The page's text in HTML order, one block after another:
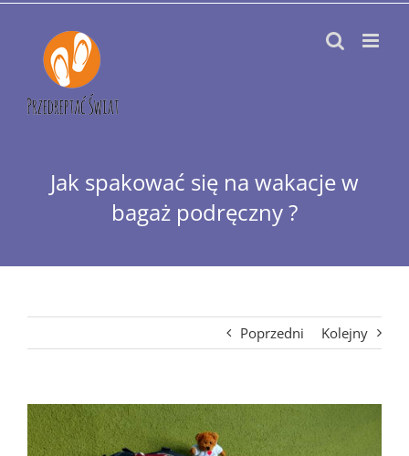
Przejdź
zawartości
Jak spakować się na wakacje w
bagaż podręczny ?
Poprzedni Kolejny
Pokaż
większy
obrazek